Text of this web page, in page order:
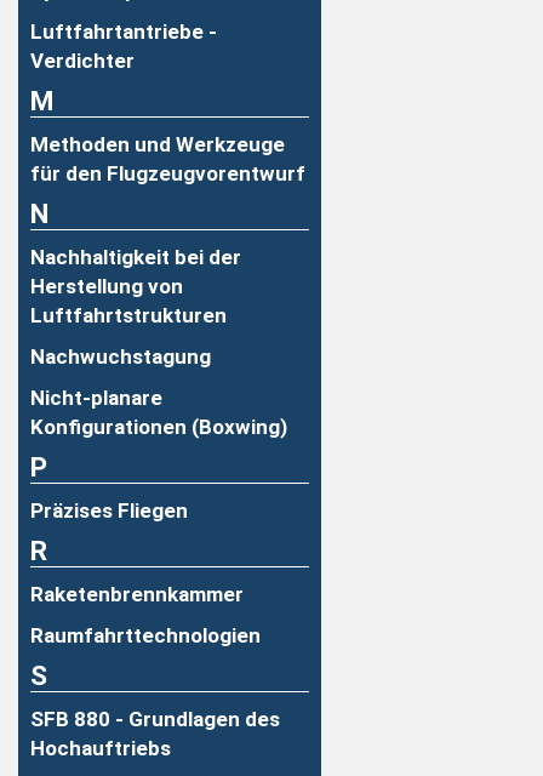
Luftfahrtantriebe -
Verdichter
M
Methoden und Werkzeuge
für den Flugzeugvorentwurf
N
Nachhaltigkeit bei der
Herstellung von
Luftfahrtstrukturen
Nachwuchstagung
Nicht-planare
Konfigurationen (Boxwing)
P
Präzises Fliegen
R
Raketenbrennkammer
Raumfahrttechnologien
S
SFB 880 - Grundlagen des
Hochauftriebs